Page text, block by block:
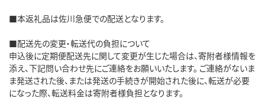
■本返礼品は佐川急便での配送となります。
■配送先の変更・転送代の負担について
申込後に定期便配送先に関して変更が生じた場合は、寄附者様情報を
添え、下記問い合わせ先にご連絡をお願いいたします。 ご連絡がないま
ま発送された後、または発送の手続きが開始された後に、転送が必要
になった際、転送料金は寄附者様負担となります。